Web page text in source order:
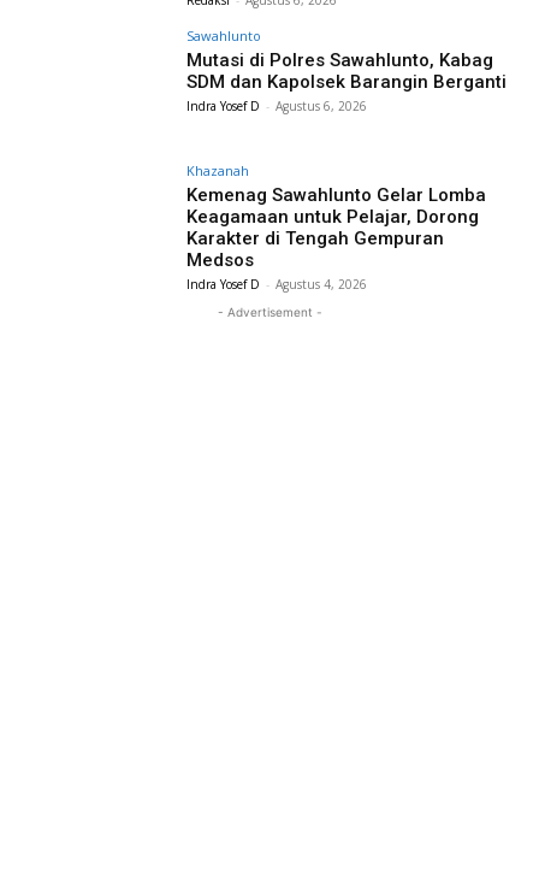
Sawahlunto
Mutasi di Polres Sawahlunto, Kabag
SDM dan Kapolsek Barangin Berganti
Indra Yosef D - Agustus 6, 2026
Khazanah
Kemenag Sawahlunto Gelar Lomba
Keagamaan untuk Pelajar, Dorong
Karakter di Tengah Gempuran
Medsos
Indra Yosef D - Agustus 4, 2026
- Advertisement -